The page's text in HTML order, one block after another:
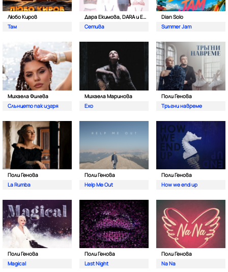
Любо Киров
Там
Дара Екимова, DARA и Eva Lea
Сетива
Dian Solo
Summer Jam
Михаела Филева
Слънцето пак изгря
Михаела Маринова
Ехо
Поли Генова
Тръгни навреме
Поли Генова
La Rumba
Поли Генова
Help Me Out
Поли Генова
How we end up
Поли Генова
Magical
Поли Генова
Last Night
Поли Генова
Na Na